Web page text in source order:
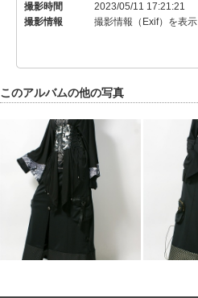
撮影時間
2023/05/11 17:21:21
撮影情報
撮影情報（Exif）を表示
このアルバムの他の写真